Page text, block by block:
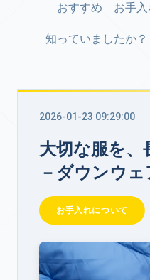
おすすめ お手
知っていましたか？
2026-01-23 09:29:00
大切な服を、
－ダウンウェ
お手入れについて